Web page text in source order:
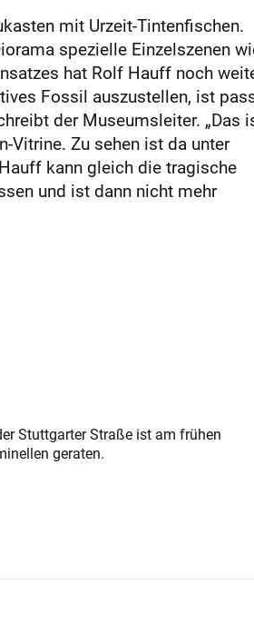
mit Urzeit-Tintenfischen.
spezielle Einzelszenen
hat Rolf Hauff noch
Fossil auszustellen, ist
der Museumsleiter. „Das
Vitrine. Zu sehen ist da unter
kann gleich die tragische
und ist dann nicht mehr
Stuttgarter Straße ist am frühen
geraten.